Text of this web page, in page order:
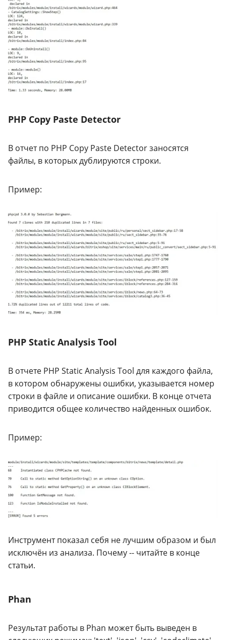
PHP Copy Paste Detector
В отчет по PHP Copy Paste Detector заносятся
файлы, в которых дублируются строки.
Пример:
PHP Static Analysis Tool
В отчете PHP Static Analysis Tool для каждого файла,
в котором обнаружены ошибки, указывается номер
строки в файле и описание ошибки. В конце отчета
приводится общее количество найденных ошибок.
Пример:
Инструмент показал себя не лучшим образом и был
исключён из анализа. Почему -- читайте в конце
статьи.
Phan
Результат работы в Phan может быть выведен в